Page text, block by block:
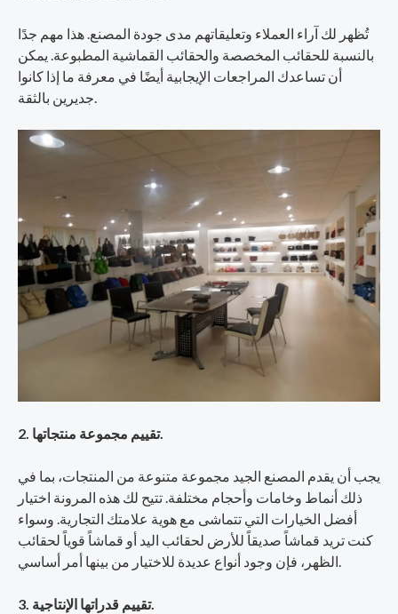
تُظهر لك آراء العملاء وتعليقاتهم مدى جودة المصنع. هذا مهم جدًا
بالنسبة للحقائب المخصصة والحقائب القماشية المطبوعة. يمكن
أن تساعدك المراجعات الإيجابية أيضًا في معرفة ما إذا كانوا
2. تقييم مجموعة منتجاتها.
يجب أن يقدم المصنع الجيد مجموعة متنوعة من المنتجات، بما في
ذلك أنماط وخامات وأحجام مختلفة. تتيح لك هذه المرونة اختيار
أفضل الخيارات التي تتماشى مع هوية علامتك التجارية. وسواء
كنت تريد قماشاً صديقاً للأرض لحقائب اليد أو قماشاً قوياً لحقائب
3. تقييم قدراتها الإنتاجية.